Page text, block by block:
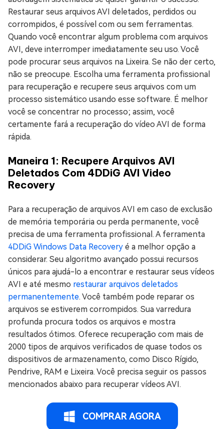
Restaurar seus arquivos AVI deletados, perdidos ou
corrompidos, é possível com ou sem ferramentas.
Quando você encontrar algum problema com arquivos
AVI, deve interromper imediatamente seu uso. Você
pode procurar seus arquivos na Lixeira. Se não der certo,
não se preocupe. Escolha uma ferramenta profissional
para recuperação e recupere seus arquivos com um
processo sistemático usando esse software. É melhor
você se concentrar no processo; assim, você
certamente fará a recuperação do vídeo AVI de forma
rápida.
Maneira 1: Recupere Arquivos AVI
Deletados Com 4DDiG AVI Video
Recovery
Para a recuperação de arquivos AVI em caso de exclusão
de memória temporária ou perda permanente, você
precisa de uma ferramenta profissional. A ferramenta
4DDiG Windows Data Recovery é a melhor opção a
considerar. Seu algoritmo avançado possui recursos
únicos para ajudá-lo a encontrar e restaurar seus vídeos
AVI e até mesmo restaurar arquivos deletados
permanentemente. Você também pode reparar os
arquivos se estiverem corrompidos. Sua varredura
profunda procura todos os arquivos e mostra
resultados ótimos. Oferece recuperação com mais de
2000 tipos de arquivos verificados de quase todos os
dispositivos de armazenamento, como Disco Rígido,
Pendrive, RAM e Lixeira. Você precisa seguir os passos
mencionados abaixo para recuperar vídeos AVI.
COMPRAR AGORA